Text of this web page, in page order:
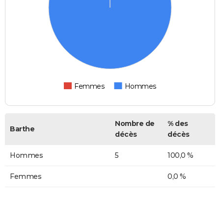
Femmes Hommes
Barthe
Nombre de
décès
% des
décès
Hommes 5 100,0 %
Femmes 0,0 %